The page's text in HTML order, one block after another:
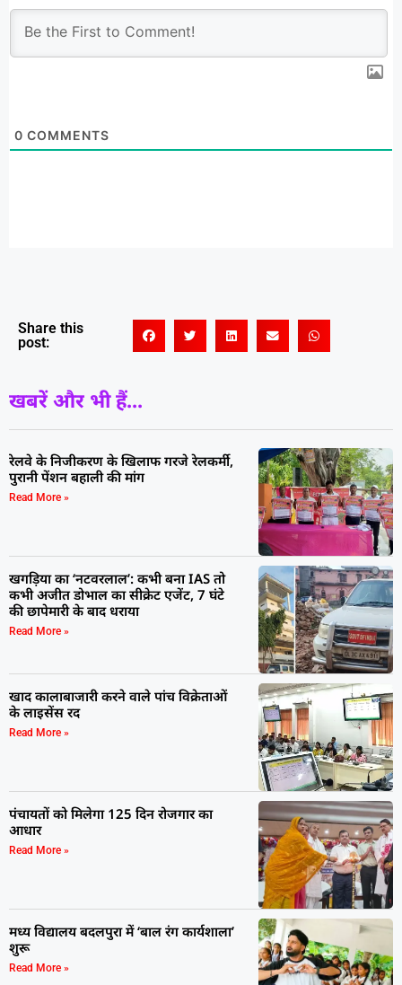
0 COMMENTS
Share this
post:
खबरें और भी हैं...
रेलवे के निजीकरण के खिलाफ गरजे रेलकर्मी,
पुरानी पेंशन बहाली की मांग
Read More »
खगड़िया का ‘नटवरलाल’: कभी बना IAS तो
कभी अजीत डोभाल का सीक्रेट एजेंट, 7 घंटे
की छापेमारी के बाद धराया
Read More »
खाद कालाबाजारी करने वाले पांच विक्रेताओं
के लाइसेंस रद
Read More »
पंचायतों को मिलेगा 125 दिन रोजगार का
आधार
Read More »
मध्य विद्यालय बदलपुरा में ‘बाल रंग कार्यशाला’
शुरू
Read More »